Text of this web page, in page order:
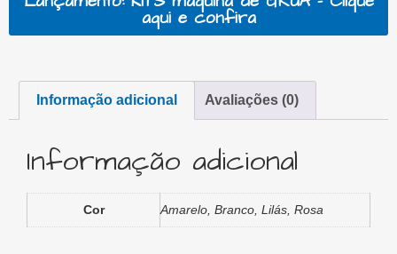
aqui e confira
Informação adicional Avaliações (0)
Informação adicional
Cor Amarelo, Branco, Lilás, Rosa